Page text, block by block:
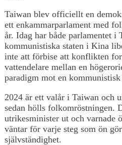
Taiwan blev officiellt en
ett enkammarparlament med
år. Idag har både parlamentet i
kommunistiska staten i Kina
inte att förbise att konflikten
vattendelare mellan en
paradigm mot en
2024 är ett valår i Taiwan och
sedan hölls folkomröstningen.
utrikesminister ut och varnade
väntar för varje steg som ön
självständighet.